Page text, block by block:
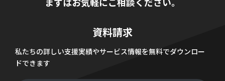
資料請求
私たちの詳しい支援実績やサービス情報を無料でダウンロー
ドできます